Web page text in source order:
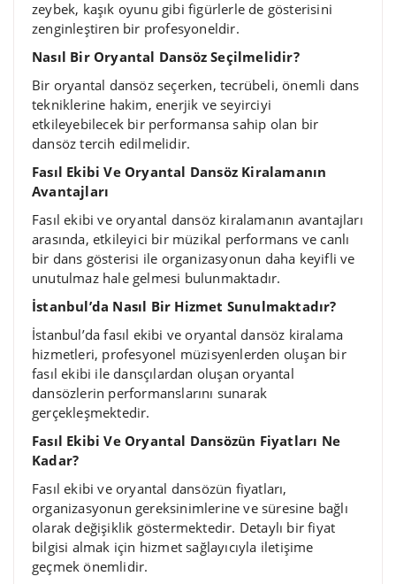
zeybek, kaşık oyunu gibi figürlerle de gösterisini
zenginleştiren bir profesyoneldir.
Nasıl Bir Oryantal Dansöz Seçilmelidir?
Bir oryantal dansöz seçerken, tecrübeli, önemli dans
tekniklerine hakim, enerjik ve seyirciyi
etkileyebilecek bir performansa sahip olan bir
dansöz tercih edilmelidir.
Fasıl Ekibi Ve Oryantal Dansöz Kiralamanın
Avantajları
Fasıl ekibi ve oryantal dansöz kiralamanın avantajları
arasında, etkileyici bir müzikal performans ve canlı
bir dans gösterisi ile organizasyonun daha keyifli ve
unutulmaz hale gelmesi bulunmaktadır.
İstanbul’da Nasıl Bir Hizmet Sunulmaktadır?
İstanbul’da fasıl ekibi ve oryantal dansöz kiralama
hizmetleri, profesyonel müzisyenlerden oluşan bir
fasıl ekibi ile dansçılardan oluşan oryantal
dansözlerin performanslarını sunarak
gerçekleşmektedir.
Fasıl Ekibi Ve Oryantal Dansözün Fiyatları Ne
Kadar?
Fasıl ekibi ve oryantal dansözün fiyatları,
organizasyonun gereksinimlerine ve süresine bağlı
olarak değişiklik göstermektedir. Detaylı bir fiyat
bilgisi almak için hizmet sağlayıcıyla iletişime
geçmek önemlidir.